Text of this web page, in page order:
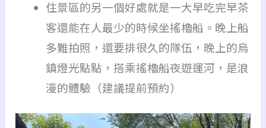
住景區的另一個好處就是一大早吃完早茶
客還能在人最少的時候坐搖櫓船。晚上船
多難拍照，還要排很久的隊伍，晚上的烏
鎮燈光點點，搭乘搖櫓船夜遊運河，是浪
漫的體驗（建議提前預約）